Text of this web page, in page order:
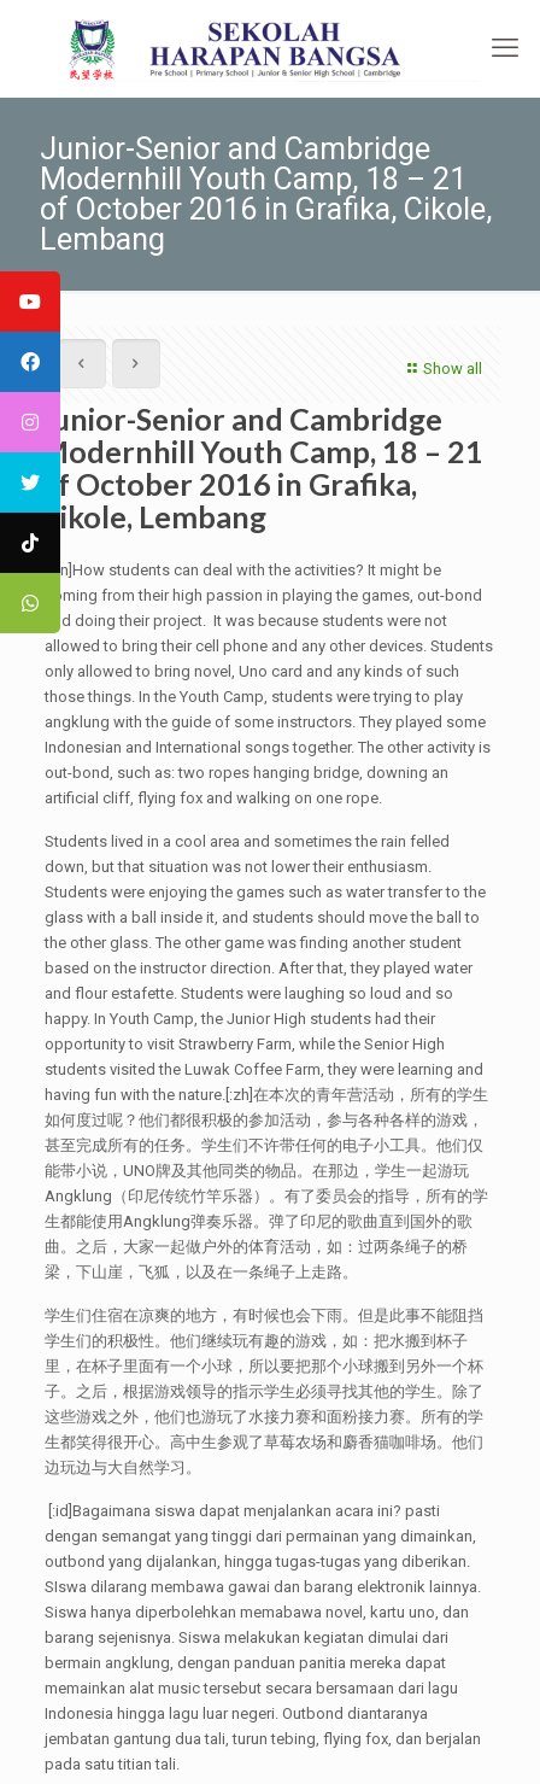
Junior-Senior and Cambridge
Modernhill Youth Camp, 18 – 21
of October 2016 in Grafika, Cikole,
Lembang
Show all
Junior-Senior and Cambridge
Modernhill Youth Camp, 18 – 21
of October 2016 in Grafika,
Cikole, Lembang
[:en]How students can deal with the activities? It might be
coming from their high passion in playing the games, out-bond
and doing their project. It was because students were not
allowed to bring their cell phone and any other devices. Students
only allowed to bring novel, Uno card and any kinds of such
those things. In the Youth Camp, students were trying to play
angklung with the guide of some instructors. They played some
Indonesian and International songs together. The other activity is
out-bond, such as: two ropes hanging bridge, downing an
artificial cliff, flying fox and walking on one rope.
Students lived in a cool area and sometimes the rain felled
down, but that situation was not lower their enthusiasm.
Students were enjoying the games such as water transfer to the
glass with a ball inside it, and students should move the ball to
the other glass. The other game was finding another student
based on the instructor direction. After that, they played water
and flour estafette. Students were laughing so loud and so
happy. In Youth Camp, the Junior High students had their
opportunity to visit Strawberry Farm, while the Senior High
students visited the Luwak Coffee Farm, they were learning and
having fun with the nature.[:zh]在本次的青年营活动，所有的学生
如何度过呢？他们都很积极的参加活动，参与各种各样的游戏，
甚至完成所有的任务。学生们不许带任何的电子小工具。他们仅
能带小说，UNO牌及其他同类的物品。在那边，学生一起游玩
Angklung（印尼传统竹竿乐器）。有了委员会的指导，所有的学
生都能使用Angklung弹奏乐器。弹了印尼的歌曲直到国外的歌
曲。之后，大家一起做户外的体育活动，如：过两条绳子的桥
梁，下山崖，飞狐，以及在一条绳子上走路。
学生们住宿在凉爽的地方，有时候也会下雨。但是此事不能阻挡
学生们的积极性。他们继续玩有趣的游戏，如：把水搬到杯子
里，在杯子里面有一个小球，所以要把那个小球搬到另外一个杯
子。之后，根据游戏领导的指示学生必须寻找其他的学生。除了
这些游戏之外，他们也游玩了水接力赛和面粉接力赛。所有的学
生都笑得很开心。高中生参观了草莓农场和麝香猫咖啡场。他们
边玩边与大自然学习。
[:id]Bagaimana siswa dapat menjalankan acara ini? pasti
dengan semangat yang tinggi dari permainan yang dimainkan,
outbond yang dijalankan, hingga tugas-tugas yang diberikan.
SIswa dilarang membawa gawai dan barang elektronik lainnya.
Siswa hanya diperbolehkan memabawa novel, kartu uno, dan
barang sejenisnya. Siswa melakukan kegiatan dimulai dari
bermain angklung, dengan panduan panitia mereka dapat
memainkan alat music tersebut secara bersamaan dari lagu
Indonesia hingga lagu luar negeri. Outbond diantaranya
jembatan gantung dua tali, turun tebing, flying fox, dan berjalan
pada satu titian tali.